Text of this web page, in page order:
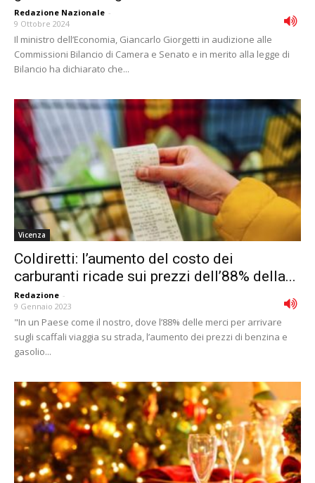
Redazione Nazionale -
9 Ottobre 2024
Il ministro dell’Economia, Giancarlo Giorgetti in audizione alle
Commissioni Bilancio di Camera e Senato e in merito alla legge di
Bilancio ha dichiarato che...
Vicenza
Coldiretti: l’aumento del costo dei
carburanti ricade sui prezzi dell’88% della...
Redazione -
9 Gennaio 2023
"In un Paese come il nostro, dove l’88% delle merci per arrivare
sugli scaffali viaggia su strada, l’aumento dei prezzi di benzina e
gasolio...